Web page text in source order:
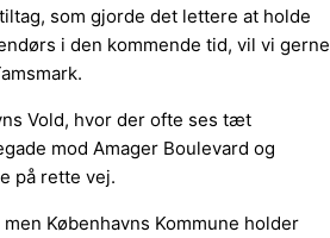
som gjorde det lettere at holde
i den kommende tid, vil vi gerne
Vold, hvor der ofte ses tæt
mod Amager Boulevard og
på rette vej.
Københavns Kommune holder